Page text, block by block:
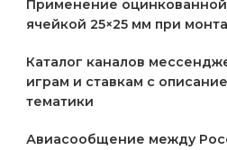
Применение
ячейкой 25×25 мм при
Каталог каналов
играм и ставкам с
тематики
Авиасообщение между